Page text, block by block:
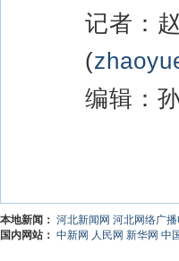
记者：赵
(
编辑：孙
本地新闻： 河北新闻网 河北网络广
国内网站： 中新网 人民网 新华网 中